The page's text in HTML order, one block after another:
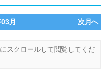
月 次月へ